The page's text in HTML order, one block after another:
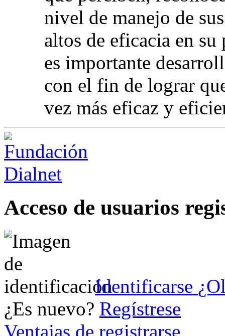
nivel de manejo de
altos de eficacia en
es importante
con el fin de lograr
vez más eficaz y
Acceso de usuarios
Identificarse
¿Es nuevo? Regístrese
Ventajas de registrarse